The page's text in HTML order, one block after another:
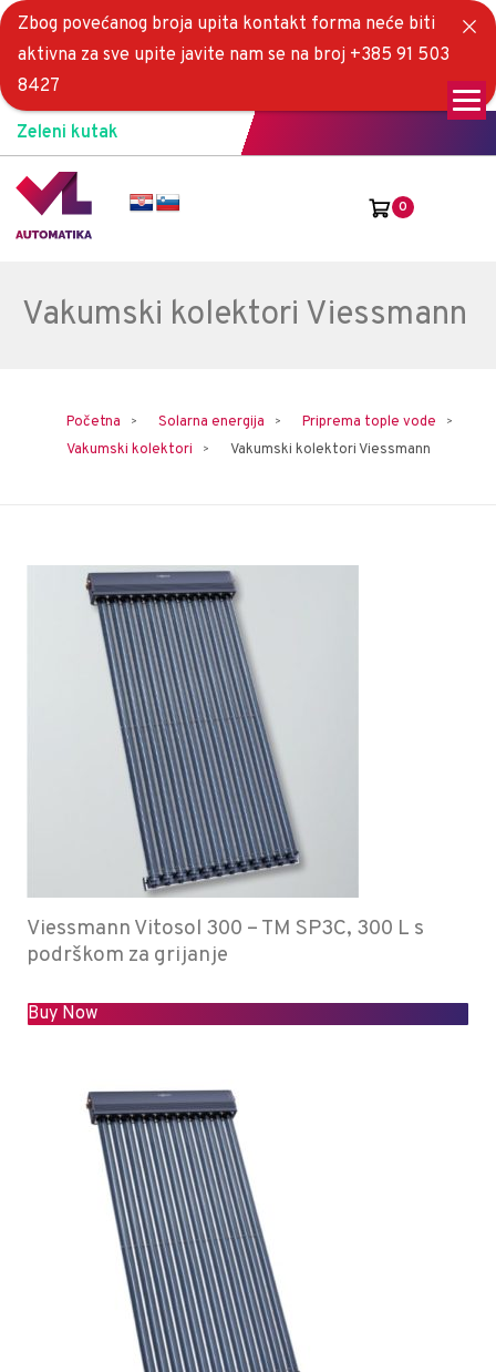
Zeleni kutak
0
Vakumski kolektori Viessmann
Početna Solarna energija
Priprema tople vode
Vakumski kolektori
Vakumski kolektori Viessmann
Viessmann Vitosol 300 – TM SP3C, 300 L s
podrškom za grijanje
Buy Now
Zbog povećanog broja upita kontakt forma neće biti
aktivna za sve upite javite nam se na broj +385 91 503
8427